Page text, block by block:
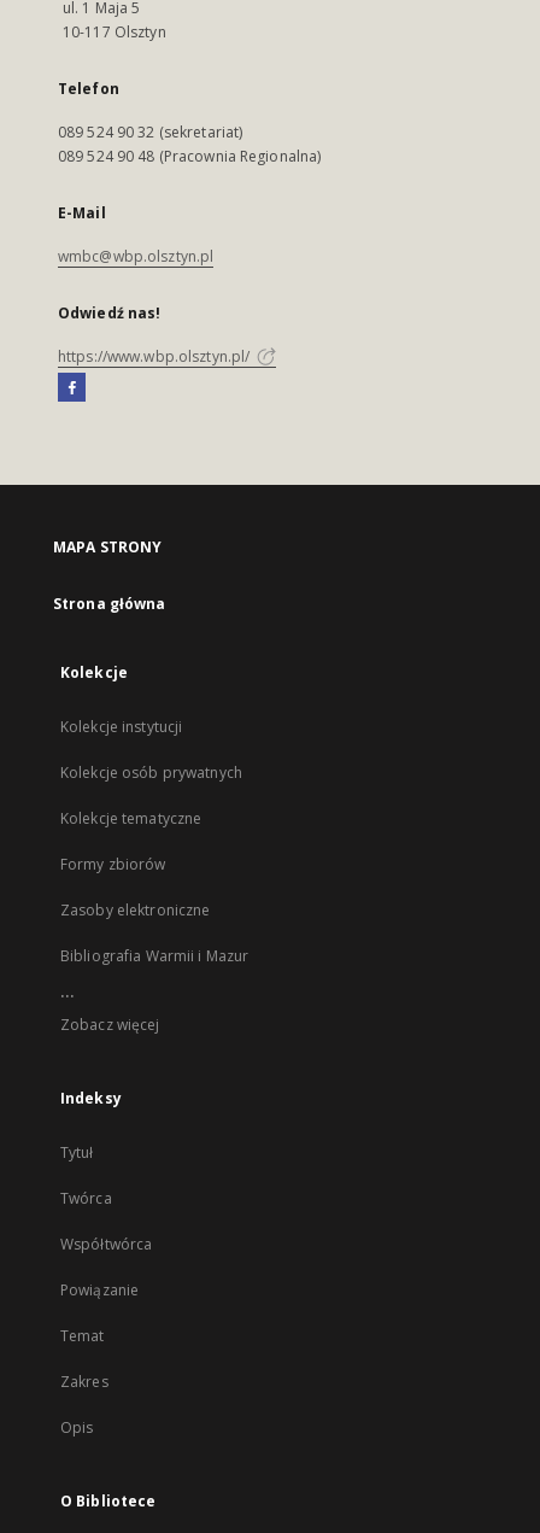
ul. 1 Maja 5
10-117 Olsztyn
Telefon
089 524 90 32 (sekretariat)
089 524 90 48 (Pracownia Regionalna)
E-Mail
wmbc@wbp.olsztyn.pl
Odwiedź nas!
https://www.wbp.olsztyn.pl/
MAPA STRONY
Strona główna
Kolekcje
Kolekcje instytucji
Kolekcje osób prywatnych
Kolekcje tematyczne
Formy zbiorów
Zasoby elektroniczne
Bibliografia Warmii i Mazur
...
Zobacz więcej
Indeksy
Tytuł
Twórca
Współtwórca
Powiązanie
Temat
Zakres
Opis
O Bibliotece